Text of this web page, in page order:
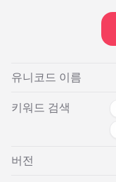
유니코드 이름
키워드 검색
버전